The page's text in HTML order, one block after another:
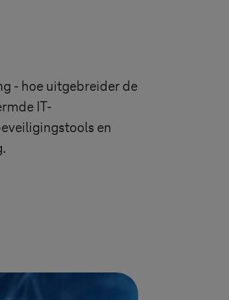
- hoe uitgebreider de
IT-
en